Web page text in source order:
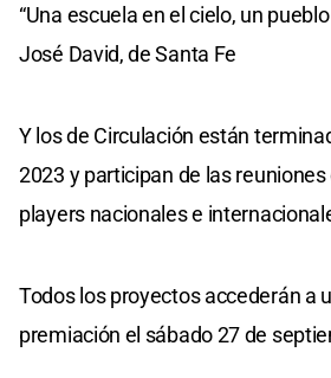
“Una escuela en el cielo, un
José David, de Santa Fe
Y los de Circulación están
2023 y participan de las
players nacionales e
Todos los proyectos accederán a
premiación el sábado 27 de